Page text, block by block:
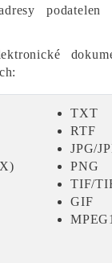
TXT
RTF
JPG/
PNG
TIF/
GIF